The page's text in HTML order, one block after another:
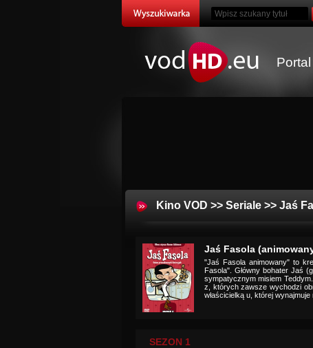
Kino VOD >> Seriale >> Jaś
Jaś Fasola
"Jaś Fasola animowany" to
Fasola". Główny bohater Jaś
sympatycznym misiem
z, których zawsze wychodzi
właścicielką u, której wynajmuje
SEZON 1